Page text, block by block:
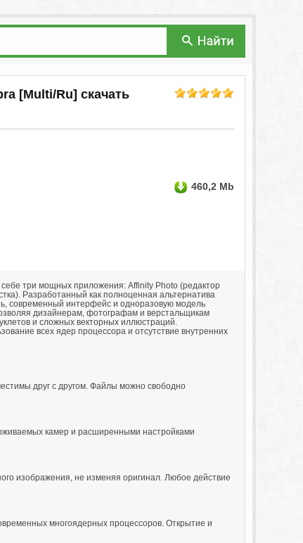
[Multi/Ru] скачать
460,2 Mb
три мощных приложения: Affinity Photo (редактор
Разработанный как полноценная альтернатива
современный интерфейс и одноразовую модель
дизайнерам, фотографам и верстальщикам
и сложных векторных иллюстраций.
всех ядер процессора и отсутствие внутренних
друг с другом. Файлы можно свободно
камер и расширенными настройками
изображения, не изменяя оригинал. Любое действие
многоядерных процессоров. Открытие и